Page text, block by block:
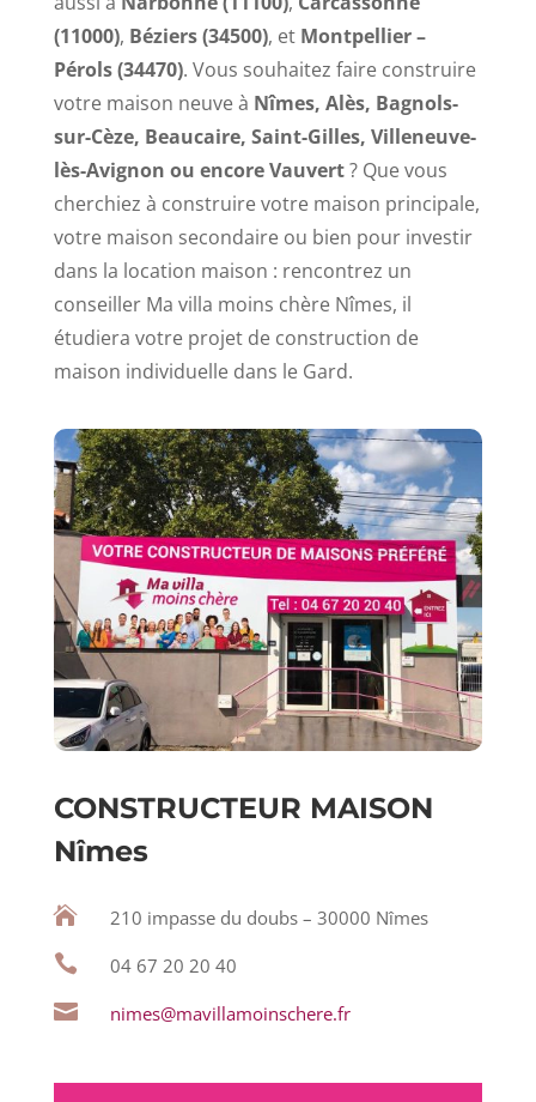
(11000), Béziers (34500), et Montpellier –
Pérols (34470). Vous souhaitez faire construire
votre maison neuve à Nîmes, Alès, Bagnols-
sur-Cèze, Beaucaire, Saint-Gilles, Villeneuve-
lès-Avignon ou encore Vauvert? Que vous
cherchiez à construire votre maison principale,
votre maison secondaire ou bien pour investir
dans la location maison : rencontrez un
conseiller Ma villa moins chère Nîmes, il
étudiera votre projet de construction de
maison individuelle dans le Gard.
CONSTRUCTEUR MAISON
Nîmes

210 impasse du doubs – 30000 Nîmes

04 67 20 20 40

nimes@mavillamoinschere.fr